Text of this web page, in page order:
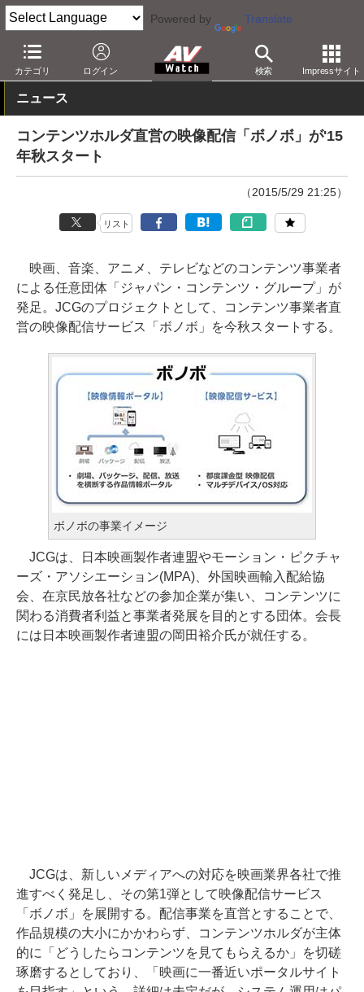
Powered by Translate
カテゴリ ログイン 検索 Impressサイト
AV Watch コンテンツ・サービス 映像配信
ニュース
コンテンツホルダ直営の映像配信「ボノボ」が'15
年秋スタート
（2015/5/29 21:25）
リスト
映画、音楽、アニメ、テレビなどのコンテンツ事業者
による任意団体「ジャパン・コンテンツ・グループ」が
発足。JCGのプロジェクトとして、コンテンツ事業者直
営の映像配信サービス「ボノボ」を今秋スタートする。
ボノボの事業イメージ
JCGは、日本映画製作者連盟やモーション・ピクチャ
ーズ・アソシエーション(MPA)、外国映画輸入配給協
会、在京民放各社などの参加企業が集い、コンテンツに
関わる消費者利益と事業者発展を目的とする団体。会長
には日本映画製作者連盟の岡田裕介氏が就任する。
JCGは、新しいメディアへの対応を映画業界各社で推
進すべく発足し、その第1弾として映像配信サービス
「ボノボ」を展開する。配信事業を直営とすることで、
作品規模の大小にかかわらず、コンテンツホルダが主体
的に「どうしたらコンテンツを見てもらえるか」を切磋
琢磨するとしており、「映画に一番近いポータルサイト